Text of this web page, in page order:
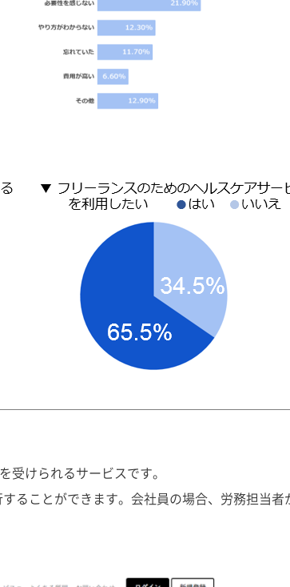
受けられるサービスです。
ることができます。会社員の場合、労務担当者